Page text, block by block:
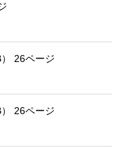
26ページ
26ページ